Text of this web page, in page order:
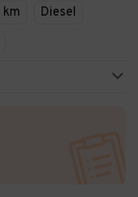
km
Diesel